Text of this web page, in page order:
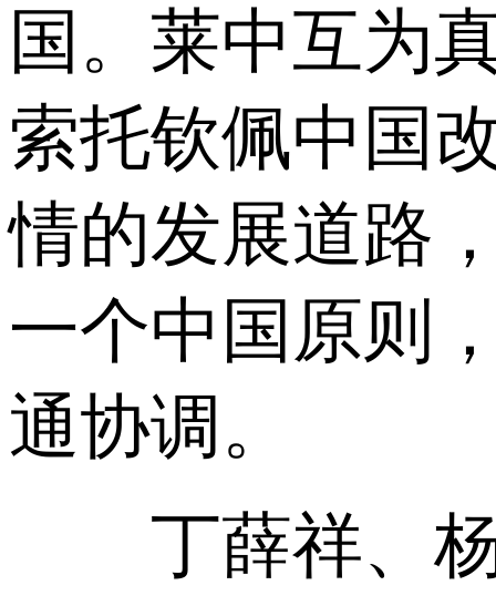
国。莱中互为
索托钦佩中国
情的发展道路
一个中国原则
通协调。
丁薛祥、杨